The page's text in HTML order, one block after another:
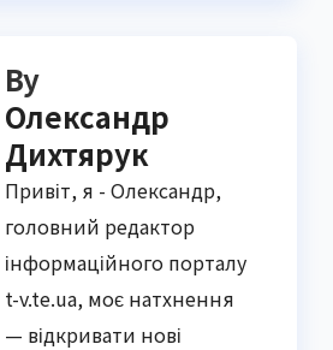
By
Олександр
Дихтярук
Привіт, я - Олександр,
головний редактор
інформаційного порталу
t-v.te.ua, моє натхнення
— відкривати нові